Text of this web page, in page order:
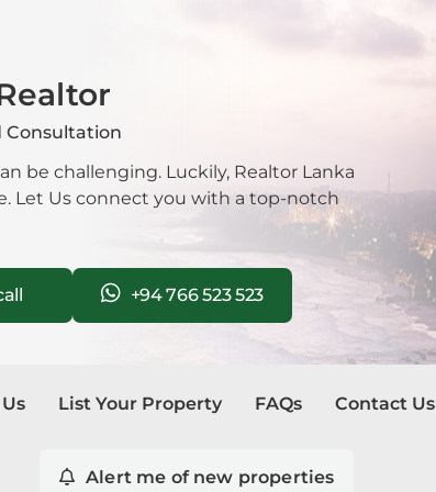
Kiribathgoda
Kohuwala
Consultation
be challenging. Luckily, Realtor Lanka
Let Us connect you with a top-notch
+94 766 523 523
List Your Property FAQs Contact Us
Alert me of new properties